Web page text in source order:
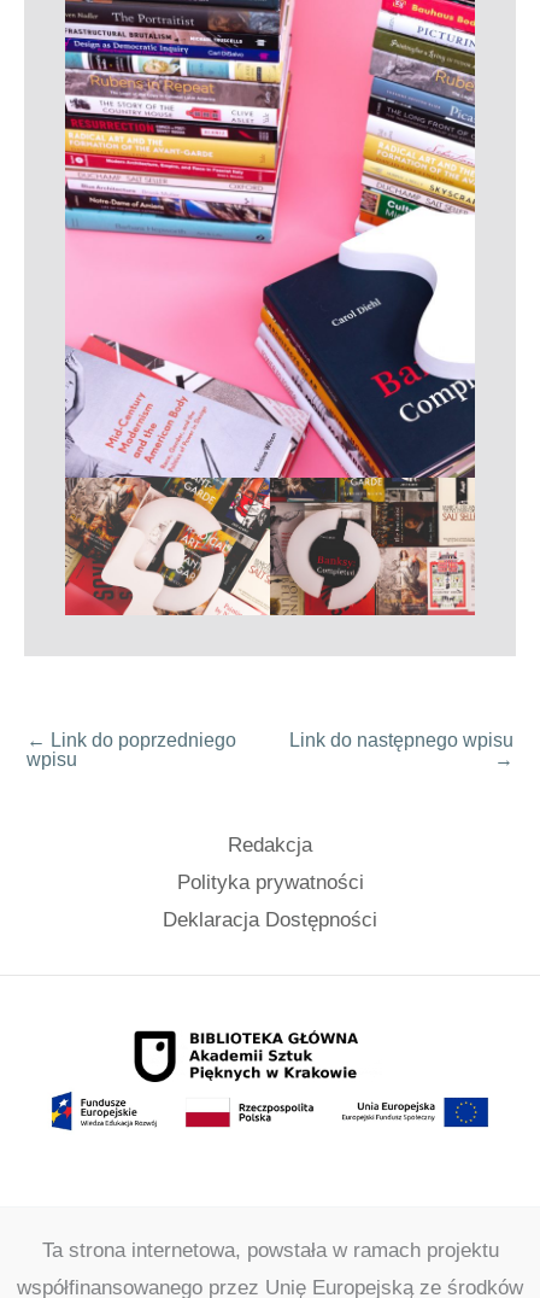
← Link do poprzedniego
wpisu
Link do następnego wpisu
→
Redakcja
Polityka prywatności
Deklaracja Dostępności
Ta strona internetowa, powstała w ramach projektu
współfinansowanego przez Unię Europejską ze środków